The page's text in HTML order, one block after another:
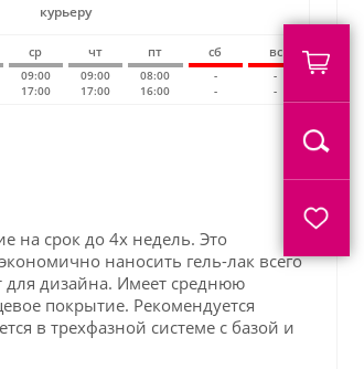
курьеру
ср чт пт сб вс
09:00
17:00
09:00
17:00
08:00
16:00
-
-
-
-
на срок до 4х недель. Это
наносить гель-лак всего
для дизайна. Имеет среднюю
покрытие. Рекомендуется
в трехфазной системе с базой и